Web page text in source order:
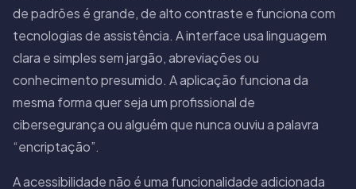
de padrões é grande, de alto contraste e funciona com
tecnologias de assistência. A interface usa linguagem
clara e simples sem jargão, abreviações ou
conhecimento presumido. A aplicação funciona da
mesma forma quer seja um profissional de
cibersegurança ou alguém que nunca ouviu a palavra
“encriptação”.
A acessibilidade não é uma funcionalidade adicionada